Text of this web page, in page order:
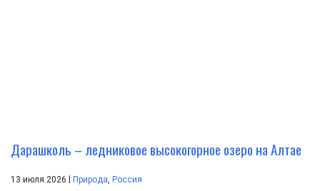
Дарашколь – ледниковое высокогорное озеро на Алтае
13 июля 2026 | Природа Россия